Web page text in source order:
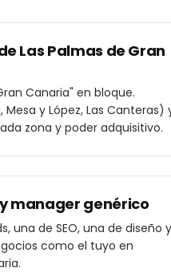
Las Palmas de Gran
Canaria" en bloque.
y López, Las Canteras)
zona y poder adquisitivo.
manager genérico
una de SEO, una de diseño y
como el tuyo en